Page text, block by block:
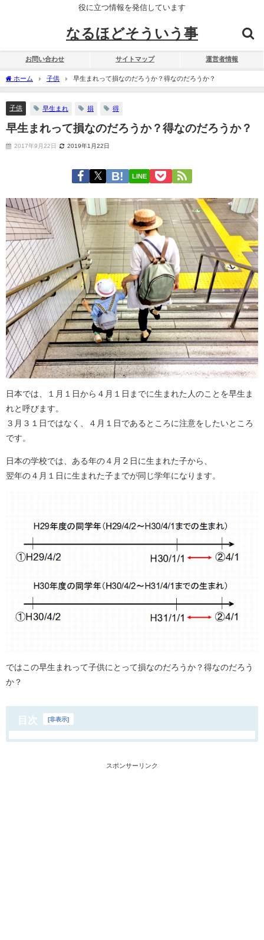
役に立つ情報を発信しています
なるほどそういう事
お問い合わせ サイトマップ 運営者情報
ホーム 子供 早生まれって損なのだろうか？得なのだろうか？
子供 早生まれ 損 得
早生まれって損なのだろうか？得なのだろうか？
2017年9月22日 2019年1月22日
LINE
日本では、１月１日から４月１日までに生まれた人のことを早生ま
れと呼びます。
３月３１日ではなく、４月１日であるところに注意をしたいところ
です。
日本の学校では、ある年の４月２日に生まれた子から、
翌年の４月１日に生まれた子までが同じ学年になります。
ではこの早生まれって子供にとって損なのだろうか？得なのだろう
か？
目次 [非表示]
スポンサーリンク